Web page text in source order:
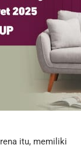
itu, memiliki